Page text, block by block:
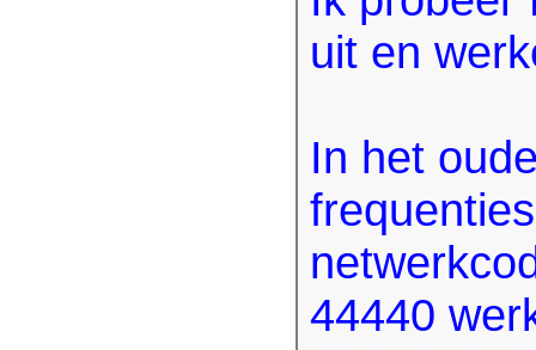
uit en
In het
44440